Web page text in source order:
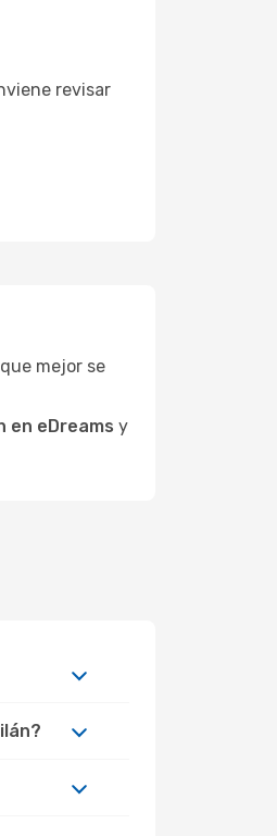
revisar
mejor se
en eDreams y